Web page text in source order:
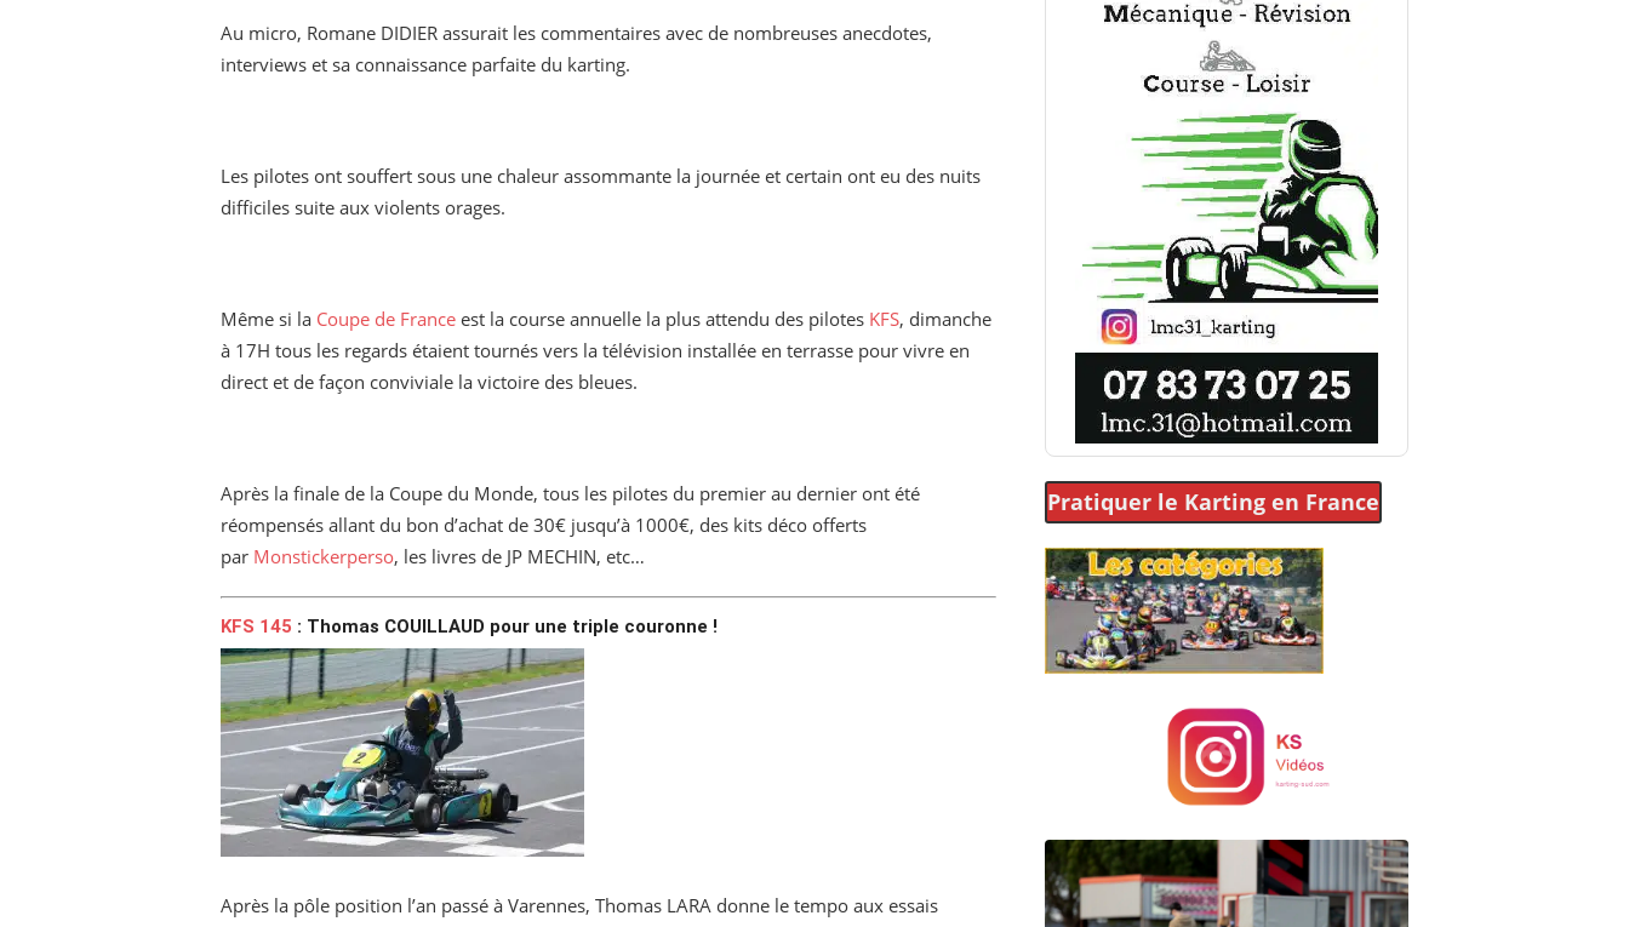
Au micro, Romane DIDIER assurait les commentaires avec de nombreuses anecdotes,
interviews et sa connaissance parfaite du karting.
Les pilotes ont souffert sous une chaleur assommante la journée et certain ont eu des nuits
difficiles suite aux violents orages.
Même si la Coupe de France est la course annuelle la plus attendu des pilotes KFS, dimanche
à 17H tous les regards étaient tournés vers la télévision installée en terrasse pour vivre en
direct et de façon conviviale la victoire des bleues.
Après la finale de la Coupe du Monde, tous les pilotes du premier au dernier ont été
réompensés allant du bon d’achat de 30€ jusqu’à 1000€, des kits déco offerts
par Monstickerperso, les livres de JP MECHIN, etc…
KFS 145 : Thomas COUILLAUD pour une triple couronne !
Après la pôle position l’an passé à Varennes, Thomas LARA donne le tempo aux essais
Pratiquer le Karting en France